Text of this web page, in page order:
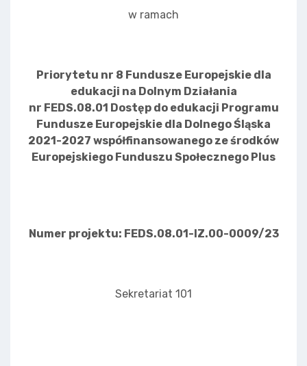
w ramach
Priorytetu nr 8 Fundusze Europejskie dla
edukacji na Dolnym Działania
nr FEDS.08.01 Dostęp do edukacji Programu
Fundusze Europejskie dla Dolnego Śląska
2021-2027 współfinansowanego ze środków
Europejskiego Funduszu Społecznego Plus
Numer projektu: FEDS.08.01-IZ.00-0009/23
Sekretariat 101